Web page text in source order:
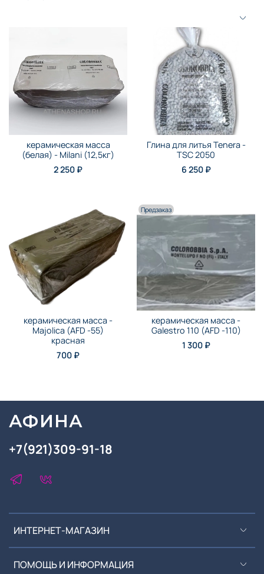
керамическая масса
(белая) - Milani (12,5кг)
2 250 ₽
Глина для литья Tenera -
TSC 2050
6 250 ₽
керамическая масса -
Majolica (AFD -55)
красная
700 ₽
Предзаказ
керамическая масса -
Galestro 110 (AFD -110)
1 300 ₽
ИНТЕРНЕТ-МАГАЗИН
ПОМОЩЬ И ИНФОРМАЦИЯ
+7(921)309-91-18
АФИНА